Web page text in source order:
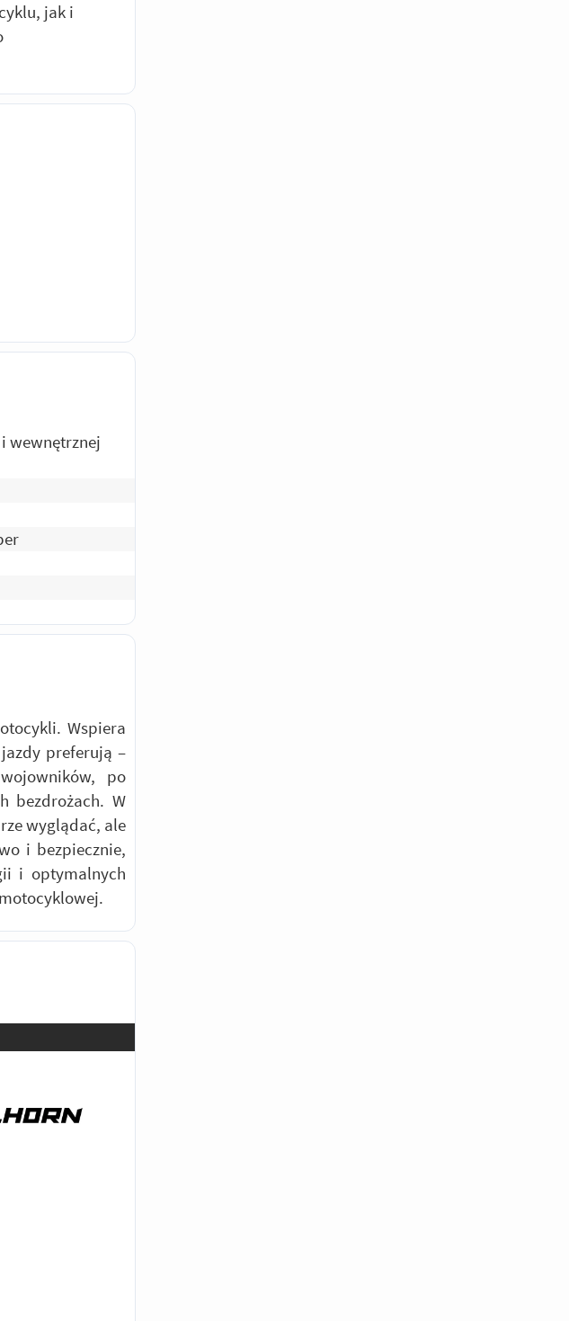
jak i
wewnętrznej
Wspiera
preferują –
po
bezdrożach. W
wyglądać, ale
i bezpiecznie,
i optymalnych